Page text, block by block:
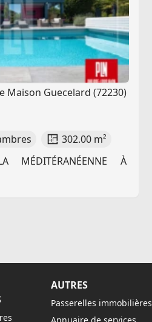
Maison Guecelard (72230)
302.00 m²
MÉDITÉRANÉENNE À
AUTRES
Passerelles immobilières